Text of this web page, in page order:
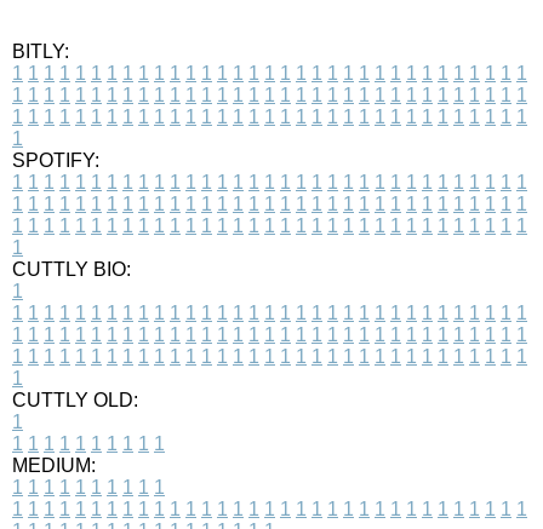
BITLY:
1 1 1 1 1 1 1 1 1 1 1 1 1 1 1 1 1 1 1 1 1 1 1 1 1 1 1 1 1 1 1 1 1
1 1 1 1 1 1 1 1 1 1 1 1 1 1 1 1 1 1 1 1 1 1 1 1 1 1 1 1 1 1 1 1 1
1 1 1 1 1 1 1 1 1 1 1 1 1 1 1 1 1 1 1 1 1 1 1 1 1 1 1 1 1 1 1 1 1
1
SPOTIFY:
1 1 1 1 1 1 1 1 1 1 1 1 1 1 1 1 1 1 1 1 1 1 1 1 1 1 1 1 1 1 1 1 1
1 1 1 1 1 1 1 1 1 1 1 1 1 1 1 1 1 1 1 1 1 1 1 1 1 1 1 1 1 1 1 1 1
1 1 1 1 1 1 1 1 1 1 1 1 1 1 1 1 1 1 1 1 1 1 1 1 1 1 1 1 1 1 1 1 1
1
CUTTLY BIO:
1
1 1 1 1 1 1 1 1 1 1 1 1 1 1 1 1 1 1 1 1 1 1 1 1 1 1 1 1 1 1 1 1 1
1 1 1 1 1 1 1 1 1 1 1 1 1 1 1 1 1 1 1 1 1 1 1 1 1 1 1 1 1 1 1 1 1
1 1 1 1 1 1 1 1 1 1 1 1 1 1 1 1 1 1 1 1 1 1 1 1 1 1 1 1 1 1 1 1 1
1
CUTTLY OLD:
1
1 1 1 1 1 1 1 1 1 1
MEDIUM:
1 1 1 1 1 1 1 1 1 1
1 1 1 1 1 1 1 1 1 1 1 1 1 1 1 1 1 1 1 1 1 1 1 1 1 1 1 1 1 1 1 1 1